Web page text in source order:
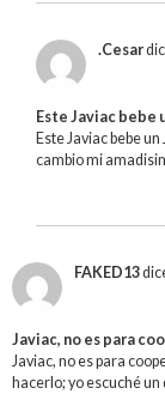
.Cesar
Este Javiac bebe
Este Javiac bebe
cambio mi
FAKED13
Javiac, no es para
Javiac, no es para
hacerlo; yo escuché